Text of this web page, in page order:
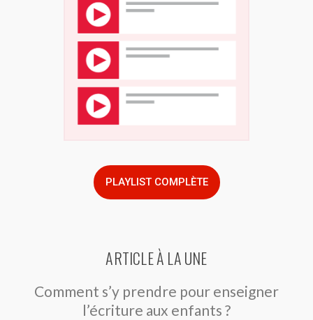
PLAYLIST COMPLÈTE
ARTICLE À LA UNE
Comment s’y prendre pour enseigner
l’écriture aux enfants ?